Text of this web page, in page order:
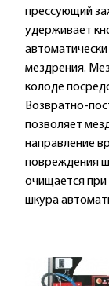
прессующий
удерживает
мездрения.
колоде
Возвратно-
позволяет
направление
повреждения
очищается
шкура